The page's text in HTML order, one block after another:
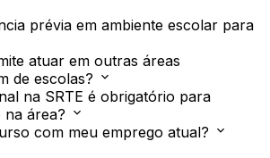
prévia em ambiente escolar para
atuar em outras áreas
de escolas?
na SRTE é obrigatório para
área?
com meu emprego atual?